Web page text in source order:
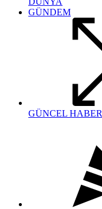
GÜNDEM
GÜNCEL HABER